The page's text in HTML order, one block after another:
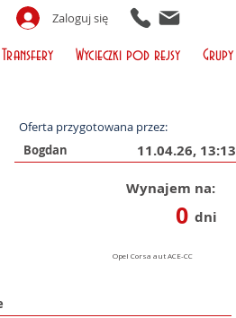
Zaloguj się
Transfery Wycieczki pod rejsy Grupy
Oferta przygotowana przez:
11.04.26, 13:13
Wynajem na:
0 dni